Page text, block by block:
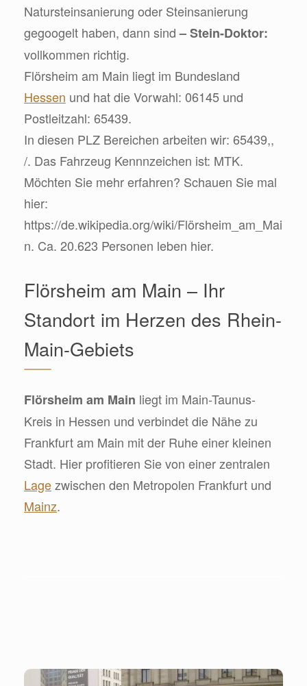
Natursteinsanierung oder Steinsanierung
gegoogelt haben, dann sind– Stein-Doktor:
vollkommen richtig.
Flörsheim am Main liegt im Bundesland
Hessen und hat die Vorwahl: 06145 und
Postleitzahl: 65439.
In diesen PLZ Bereichen arbeiten wir: 65439,,
/. Das Fahrzeug Kennnzeichen ist: MTK.
Möchten Sie mehr erfahren? Schauen Sie mal
hier:
https://de.wikipedia.org/wiki/Flörsheim_am_Mai
n. Ca. 20.623 Personen leben hier.
Flörsheim am Main – Ihr
Standort im Herzen des Rhein-
Main-Gebiets
Flörsheim am Main liegt im Main-Taunus-
Kreis in Hessen und verbindet die Nähe zu
Frankfurt am Main mit der Ruhe einer kleinen
Stadt. Hier profitieren Sie von einer zentralen
Lagezwischen den Metropolen Frankfurt und
Mainz.